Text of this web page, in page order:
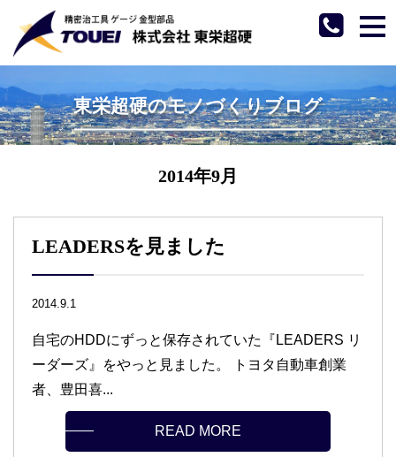
東栄超硬のモノづくりブログ
2014年9月
LEADERSを見ました
2014.9.1
自宅のHDDにずっと保存されていた『LEADERS リ
ーダーズ』をやっと見ました。 トヨタ自動車創業
者、豊田喜...
READ MORE